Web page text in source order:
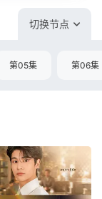
切换节点
第05集 第06集